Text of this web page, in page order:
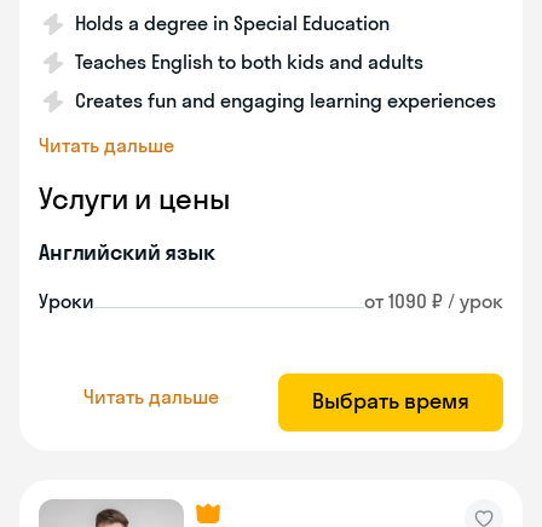
Holds a degree in Special Education
Teaches English to both kids and adults
Creates fun and engaging learning experiences
Читать дальше
Услуги и цены
Английский язык
Уроки от 1090 ₽ / урок
Читать дальше Выбрать время